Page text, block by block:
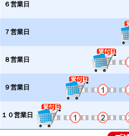
６営業日
７営業日
８営業日
９営業日
１０営業日